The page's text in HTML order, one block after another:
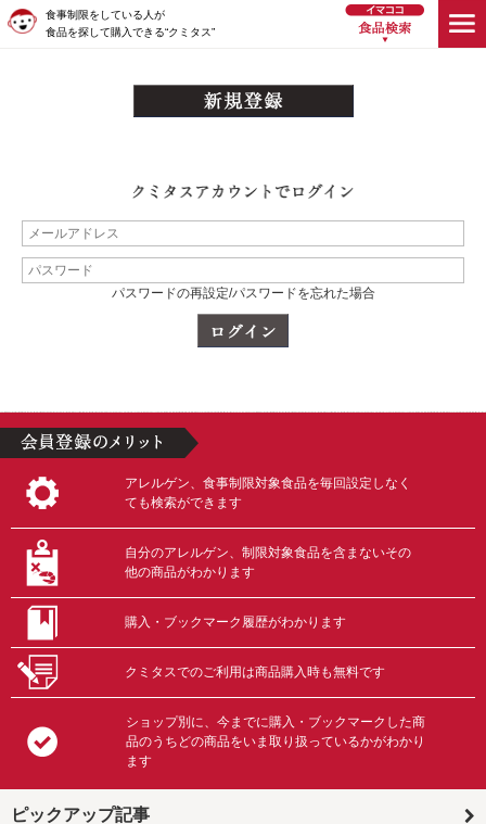
食事制限をしている人が
食品を探して購入できる“クミタス”
パスワードの再設定/パスワードを忘れた場合
アレルゲン、食事制限対象食品を毎回設定しなく
ても検索ができます
自分のアレルゲン、制限対象食品を含まないその
他の商品がわかります
購入・ブックマーク履歴がわかります
クミタスでのご利用は商品購入時も無料です
ショップ別に、今までに購入・ブックマークした商
品のうちどの商品をいま取り扱っているかがわかり
ます
ピックアップ記事